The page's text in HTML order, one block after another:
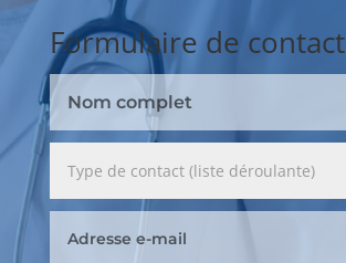
Formulaire de contact